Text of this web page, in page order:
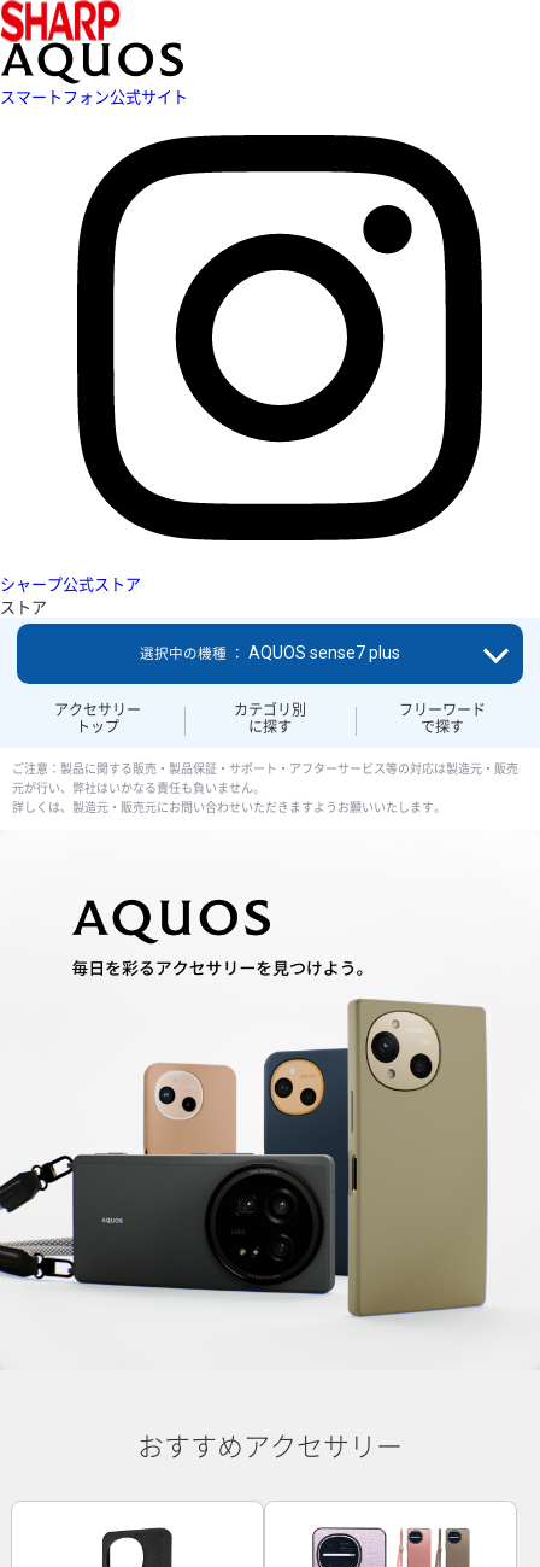
スマートフォン公式サイト
シャープ公式ストア
ストア
アクセサリー
トップ
カテゴリ別
に探す
フリーワード
で探す
選択中の機種 ： AQUOS sense7 plus
ご注意：製品に関する販売・製品保証・サポート・アフターサービス等の対応は製造元・販売
元が行い、弊社はいかなる責任も負いません。
詳しくは、製造元・販売元にお問い合わせいただきますようお願いいたします。
おすすめアクセサリー